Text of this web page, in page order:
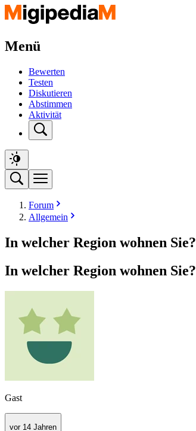
Menü
Bewerten
Testen
Diskutieren
Abstimmen
Aktivität
Forum
Allgemein
In welcher Region wohnen Sie?
In welcher Region wohnen Sie?
Gast
vor 14 Jahren